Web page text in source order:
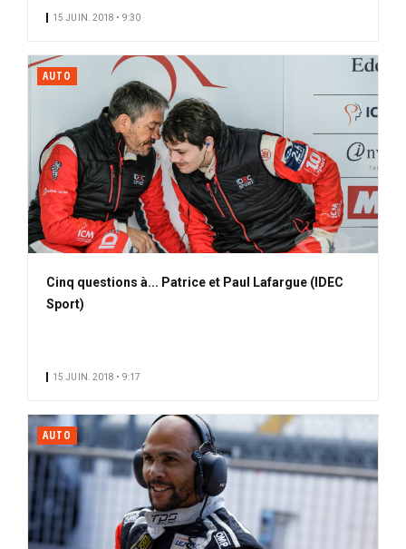
15 JUIN. 2018 • 9:30
AUTO
Cinq questions à... Patrice et Paul Lafargue (IDEC
Sport)
15 JUIN. 2018 • 9:17
AUTO